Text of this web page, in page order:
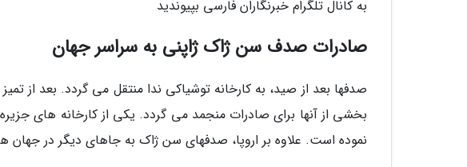
به کانال تلگرام خبرنگاران فارسی بپیوندید
صادرات صدف سن ژاک ژاپنی به سراسر جهان
صدفها بعد از صید، به کارخانه توشیاکی ندا منتقل می گردد. بعد از
بخشی از آنها برای صادرات منجمد می گردد. یکی از کارخانه های
نموده است. علاوه بر اروپا، صدفهای سن ژاک به جاهای دیگر در جهان